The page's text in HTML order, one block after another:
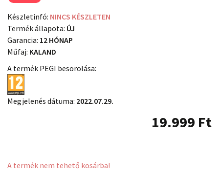
Készletinfó: NINCS KÉSZLETEN
Termék állapota: ÚJ
Garancia: 12 HÓNAP
Műfaj: KALAND
A termék PEGI besorolása:
Megjelenés dátuma: 2022.07.29.
19.999 Ft
A termék nem tehető kosárba!